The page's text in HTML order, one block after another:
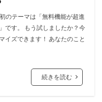
のテーマは「無料機能が超進
です。 もう試しましたか？今
イズできます！ あなたのこと
続きを読む